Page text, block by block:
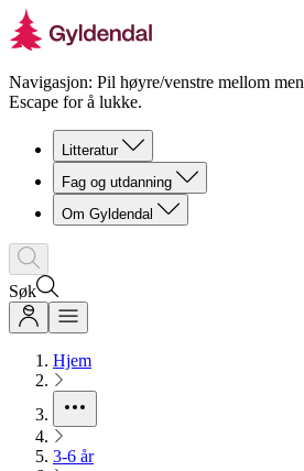
Navigasjon: Pil høyre/venstre mellom
Escape for å lukke.
Litteratur
Fag og utdanning
Om Gyldendal
Søk
Hjem
3-6 år